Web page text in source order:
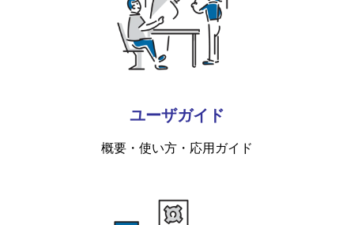
ユーザガイド
概要・使い方・応用ガイド